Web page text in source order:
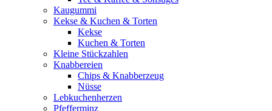
Kaugummi
Kekse & Kuchen & Torten
Kekse
Kuchen & Torten
Kleine Stückzahlen
Knabbereien
Chips & Knabberzeug
Nüsse
Lebkuchenherzen
Pfefferminz